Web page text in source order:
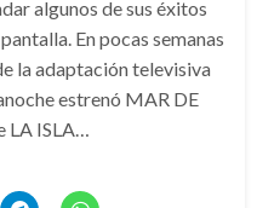
algunos de sus éxitos
En pocas semanas
la adaptación televisiva
estrenó MAR DE
ISLA…